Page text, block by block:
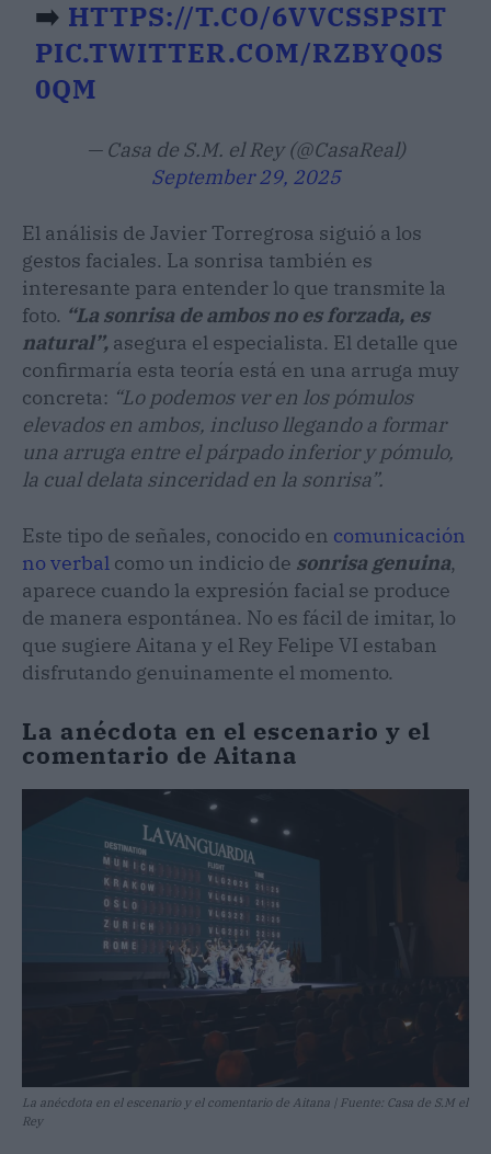
➡️ HTTPS://T.CO/6VVCSSPSIT
PIC.TWITTER.COM/RZBYQ0S
0QM
— Casa de S.M. el Rey (@CasaReal)
September 29, 2025
El análisis de Javier Torregrosa siguió a los
gestos faciales. La sonrisa también es
interesante para entender lo que transmite la
foto. “La sonrisa de ambos no es forzada, es
natural”, asegura el especialista. El detalle que
confirmaría esta teoría está en una arruga muy
concreta: “Lo podemos ver en los pómulos
elevados en ambos, incluso llegando a formar
una arruga entre el párpado inferior y pómulo,
la cual delata sinceridad en la sonrisa”.
Este tipo de señales, conocido en comunicación
no verbal como un indicio de sonrisa genuina,
aparece cuando la expresión facial se produce
de manera espontánea. No es fácil de imitar, lo
que sugiere Aitana y el Rey Felipe VI estaban
disfrutando genuinamente el momento.
La anécdota en el escenario y el
comentario de Aitana
La anécdota en el escenario y el comentario de Aitana | Fuente: Casa de S.M el
Rey